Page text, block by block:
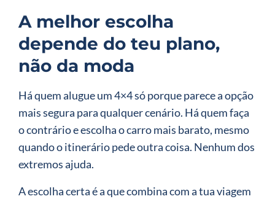
A melhor escolha
depende do teu plano,
não da moda
Há quem alugue um 4×4 só porque parece a opção
mais segura para qualquer cenário. Há quem faça
o contrário e escolha o carro mais barato, mesmo
quando o itinerário pede outra coisa. Nenhum dos
extremos ajuda.
A escolha certa é a que combina com a tua viagem